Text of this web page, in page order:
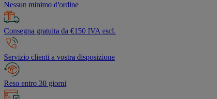
Nessun minimo d'ordine
Consegna gratuita da €150 IVA escl.
Servizio clienti a vostra disposizione
Reso entro 30 giorni